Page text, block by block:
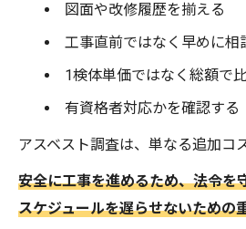
図面や改修履歴を揃える
工事直前ではなく早めに相
1検体単価ではなく総額で
有資格者対応かを確認する
アスベスト調査は、単なる追加コ
安全に工事を進めるため、法令を
スケジュールを遅らせないための